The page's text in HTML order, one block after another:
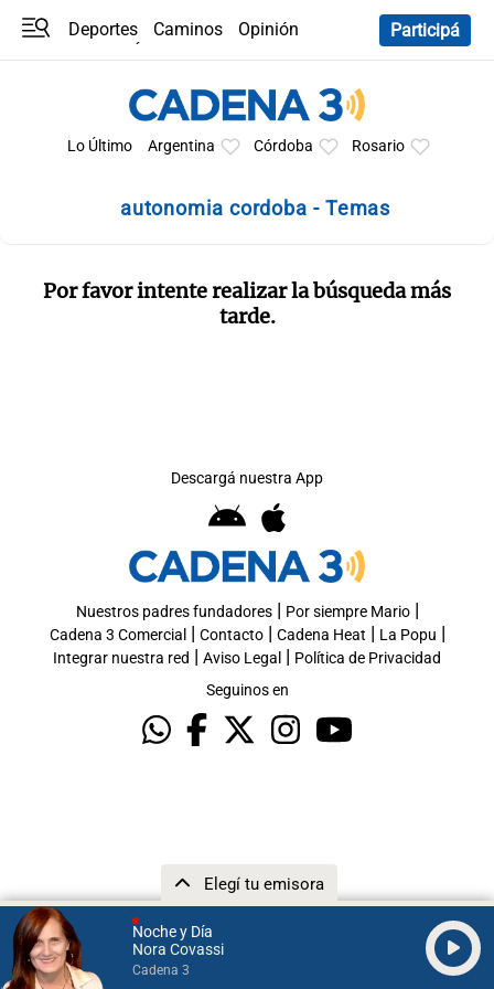
Noche y Día
Nora Covassi
Cadena 3
Elegí tu emisora
Deportes Caminos
Opinión
Participá
Lo Último Argentina Córdoba Rosario
autonomia cordoba - Temas
Por favor intente realizar la búsqueda más
tarde.
Descargá nuestra App
Nuestros padres fundadores| Por siempre Mario|
Cadena 3 Comercial | Contacto| Cadena Heat | La Popu |
Integrar nuestra red | Aviso Legal | Política de Privacidad
Seguinos en